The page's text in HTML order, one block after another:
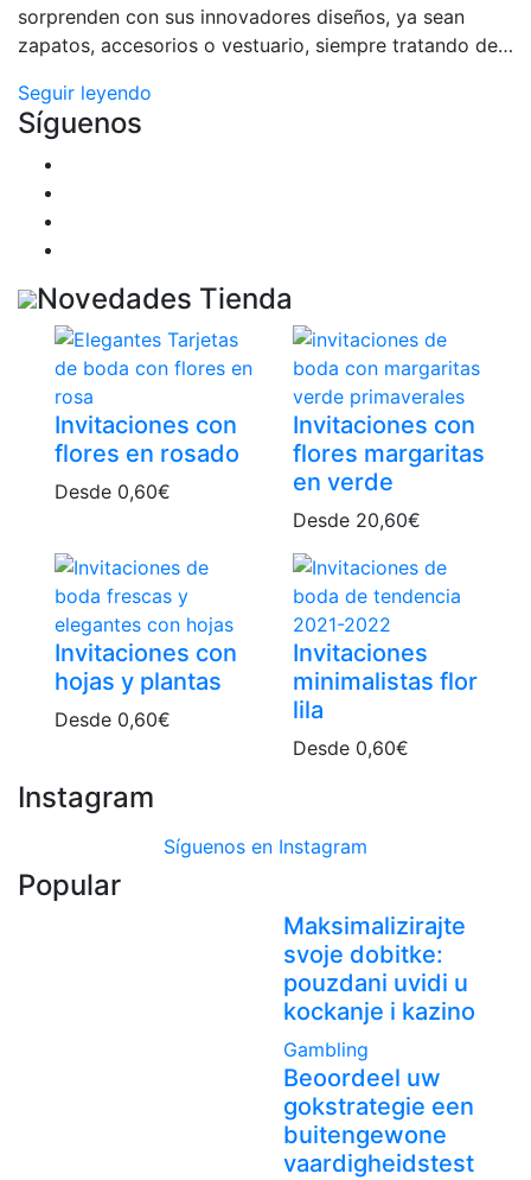
sorprenden con sus innovadores diseños, ya sean
zapatos, accesorios o vestuario, siempre tratando de…
Seguir leyendo
Síguenos
Novedades Tienda
Invitaciones con
flores en rosado
Desde 0,60€
Invitaciones con
flores margaritas
en verde
Desde 20,60€
Invitaciones con
hojas y plantas
Desde 0,60€
Invitaciones
minimalistas flor
lila
Desde 0,60€
Instagram
Síguenos en Instagram
Popular
Maksimalizirajte
svoje dobitke:
pouzdani uvidi u
kockanje i kazino
Gambling
Beoordeel uw
gokstrategie een
buitengewone
vaardigheidstest